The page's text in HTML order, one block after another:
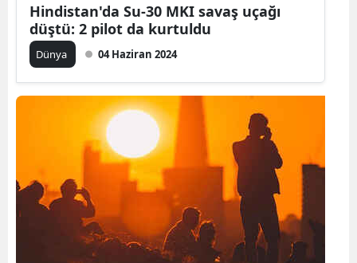
Şanlıurfa
Van
Zonguldak
Hindistan'da Su-30 MKI savaş uçağı
düştü: 2 pilot da kurtuldu
Dünya 04 Haziran 2024